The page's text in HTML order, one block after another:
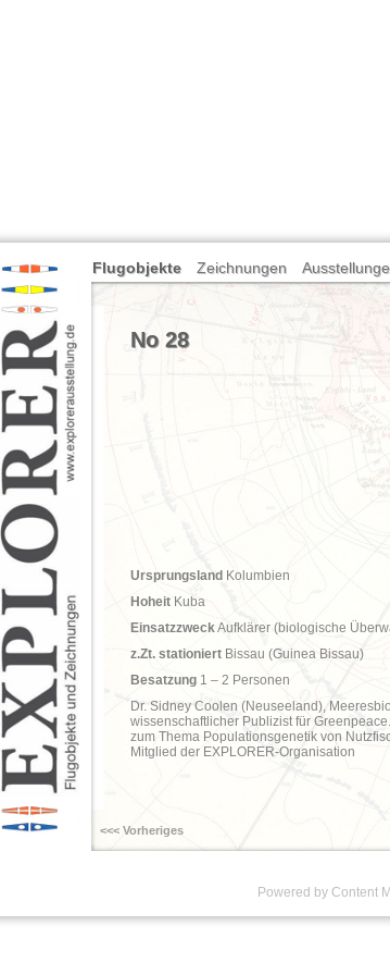
Flugobjekte Zeichnungen
No 28
Ursprungsland Kolumbien
Hoheit Kuba
EinsatzzweckAufklärer (biologische
z.Zt. stationiert Bissau (Guinea Bissau)
Besatzung 1 – 2 Personen
Dr. Sidney Coolen (Neuseeland),
wissenschaftlicher Publizist für
zum Thema Populationsgenetik von
Mitglied der EXPLORER-Organisation
<<< Vorheriges
Powered by Content